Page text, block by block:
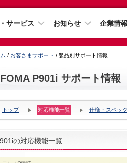
サービス お知らせ 企業情報
/ お客さまサポート / 製品別サポート情報
FOMA P901i サポート情報
トップ 対応機能一覧 仕様・スペック
の対応機能一覧